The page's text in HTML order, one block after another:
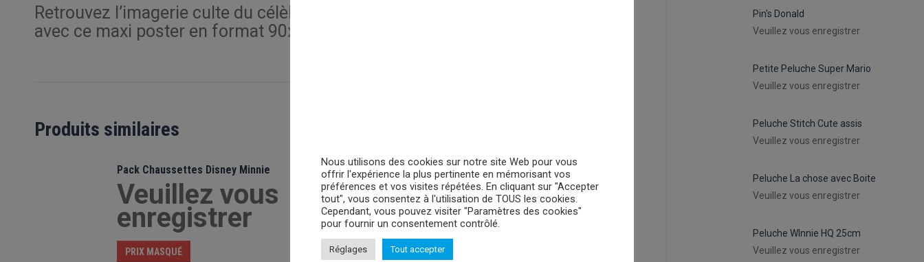
Retrouvez l’imagerie culte du célèbre homme araignée alias « SPIDER-MAN »,
avec ce maxi poster en format 90x60cm
Produits similaires
Pack Chaussettes Disney Minnie
Veuillez vous
enregistrer
PRIX MASQUÉ
Harry Potter Slytherin Constellation
(Ladies Cropped hoodie)
Veuillez vous
enregistrer
Pin's Donald
Veuillez vous enregistrer
Petite Peluche Super Mario
Veuillez vous enregistrer
Peluche Stitch Cute assis
Veuillez vous enregistrer
Peluche La chose avec Boite
Veuillez vous enregistrer
Peluche WInnie HQ 25cm
Veuillez vous enregistrer
Nous utilisons des cookies sur notre site Web pour vous
offrir l'expérience la plus pertinente en mémorisant vos
préférences et vos visites répétées. En cliquant sur "Accepter
tout", vous consentez à l'utilisation de TOUS les cookies.
Cependant, vous pouvez visiter "Paramètres des cookies"
pour fournir un consentement contrôlé.
Réglages Tout accepter